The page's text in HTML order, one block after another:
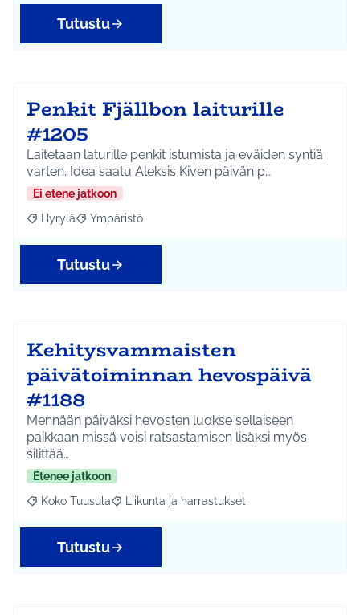
Tutustu
Penkit Fjällbon laiturille
#1205
Laitetaan laturille penkit istumista ja eväiden syntiä
varten. Idea saatu Aleksis Kiven päivän p…
Ei etene jatkoon
Rajaa tulokset aihepiirin mukaan: Hyrylä
Hyrylä Rajaa tulokset teeman mukaan: Ympäristö
Ympäristö
Tutustu
Kehitysvammaisten
päivätoiminnan hevospäivä
#1188
Mennään päiväksi hevosten luokse sellaiseen
paikkaan missä voisi ratsastamisen lisäksi myös
silittää…
Etenee jatkoon
Rajaa tulokset aihepiirin mukaan: Koko Tuusula
Koko Tuusula Rajaa tulokset teeman mukaan: Liikunta ja
Liikunta ja harrastukset
Tutustu